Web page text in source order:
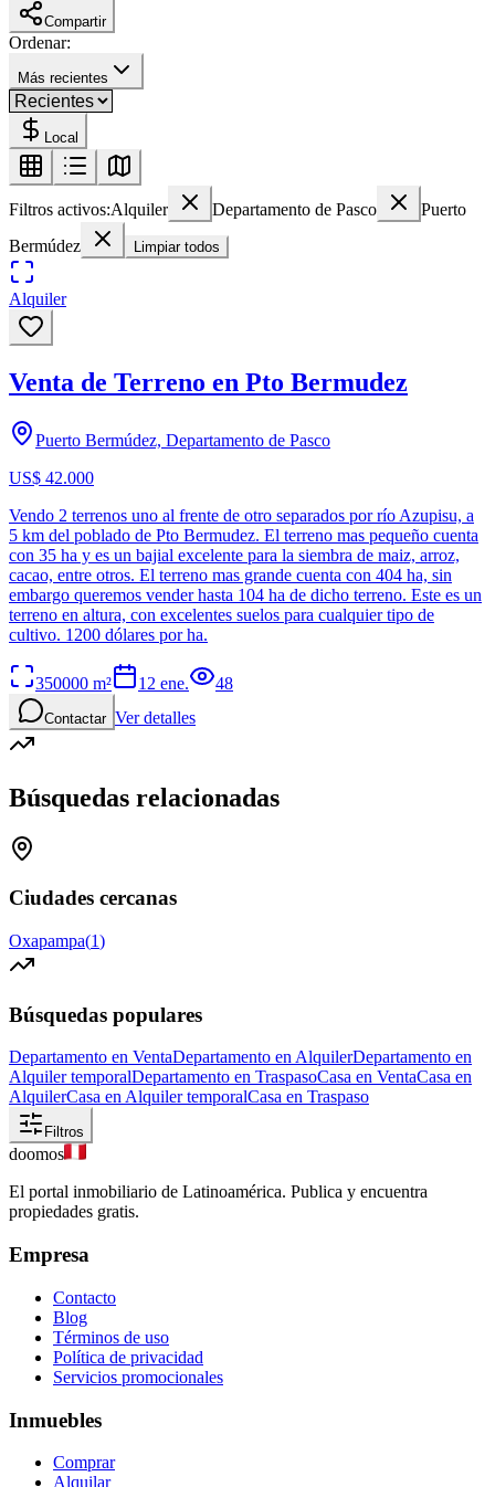
Compartir
Ordenar:
Más recientes
Local
Filtros activos:Alquiler Departamento de Pasco
Puerto
Bermúdez
Limpiar todos
Alquiler
Venta de Terreno en Pto Bermudez
Puerto Bermúdez, Departamento de Pasco
US$ 42.000
Vendo 2 terrenos uno al frente de otro separados por río Azupisu, a
5 km del poblado de Pto Bermudez. El terreno mas pequeño cuenta
con 35 ha y es un bajial excelente para la siembra de maiz, arroz,
cacao, entre otros. El terreno mas grande cuenta con 404 ha, sin
embargo queremos vender hasta 104 ha de dicho terreno. Este es un
terreno en altura, con excelentes suelos para cualquier tipo de
cultivo. 1200 dólares por ha.
350000 m² 12 ene. 48
Contactar Ver detalles
Búsquedas relacionadas
Ciudades cercanas
Oxapampa(1)
Búsquedas populares
Departamento en VentaDepartamento en AlquilerDepartamento en
Alquiler temporalDepartamento en TraspasoCasa en VentaCasa en
AlquilerCasa en Alquiler temporalCasa en Traspaso
Filtros
doomos
El portal inmobiliario de Latinoamérica. Publica y encuentra
propiedades gratis.
Empresa
Contacto
Blog
Términos de uso
Política de privacidad
Servicios promocionales
Inmuebles
Comprar
Alquilar